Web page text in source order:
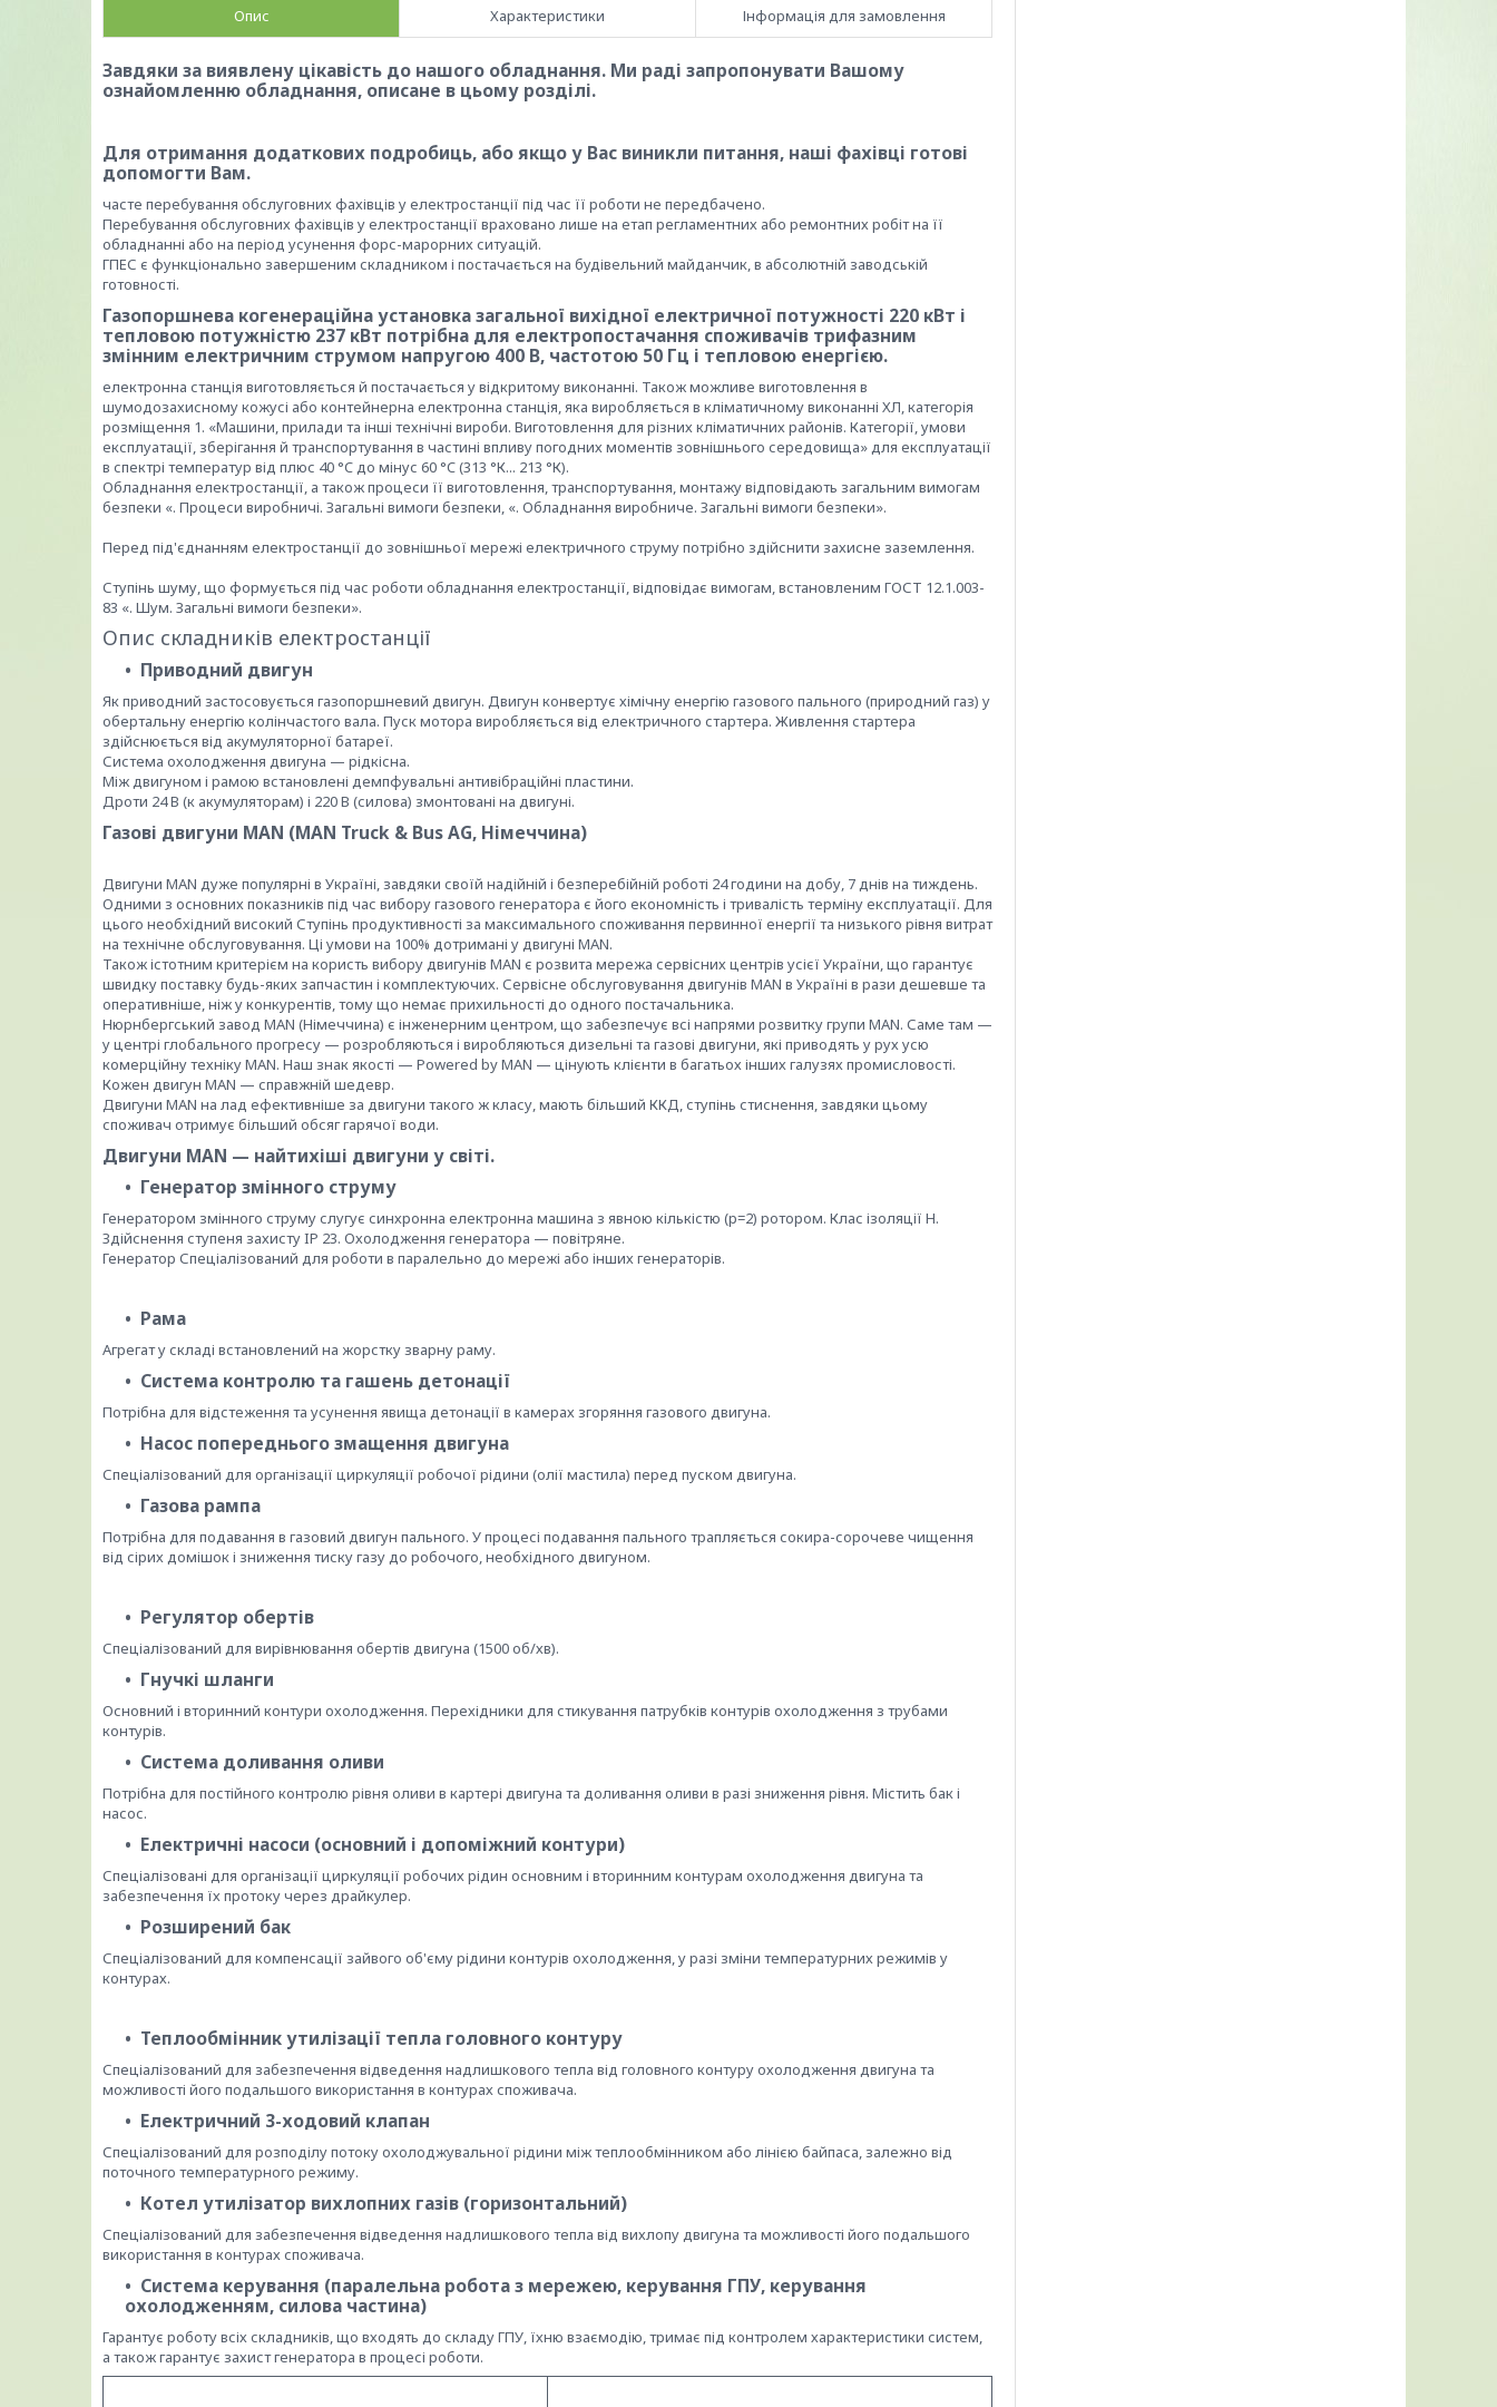
Опис Характеристики Інформація для замовлення
Завдяки за виявлену цікавість до нашого обладнання. Ми раді запропонувати Вашому
ознайомленню обладнання, описане в цьому розділі.
Для отримання додаткових подробиць, або якщо у Вас виникли питання, наші фахівці готові
допомогти Вам.
часте перебування обслуговних фахівців у електростанції під час її роботи не передбачено.
Перебування обслуговних фахівців у електростанції враховано лише на етап регламентних або ремонтних робіт на її
обладнанні або на період усунення форс-марорних ситуацій.
ГПЕС є функціонально завершеним складником і постачається на будівельний майданчик, в абсолютній заводській
готовності.
Газопоршнева когенераційна установка загальної вихідної електричної потужності 220 кВт і
тепловою потужністю 237 кВт потрібна для електропостачання споживачів трифазним
змінним електричним струмом напругою 400 В, частотою 50 Гц і тепловою енергією.
електронна станція виготовляється й постачається у відкритому виконанні. Також можливе виготовлення в
шумодозахисному кожусі або контейнерна електронна станція, яка виробляється в кліматичному виконанні ХЛ, категорія
розміщення 1. «Машини, прилади та інші технічні вироби. Виготовлення для різних кліматичних районів. Категорії, умови
експлуатації, зберігання й транспортування в частині впливу погодних моментів зовнішнього середовища» для експлуатації
в спектрі температур від плюс 40 °C до мінус 60 °C (313 °К... 213 °К).
Обладнання електростанції, а також процеси її виготовлення, транспортування, монтажу відповідають загальним вимогам
безпеки «. Процеси виробничі. Загальні вимоги безпеки, «. Обладнання виробниче. Загальні вимоги безпеки».
Перед під'єднанням електростанції до зовнішньої мережі електричного струму потрібно здійснити захисне заземлення.
Ступінь шуму, що формується під час роботи обладнання електростанції, відповідає вимогам, встановленим ГОСТ 12.1.003-
83 «. Шум. Загальні вимоги безпеки».
Опис складників електростанції
Приводний двигун
Як приводний застосовується газопоршневий двигун. Двигун конвертує хімічну енергію газового пального (природний газ) у
обертальну енергію колінчастого вала. Пуск мотора виробляється від електричного стартера. Живлення стартера
здійснюється від акумуляторної батареї.
Система охолодження двигуна — рідкісна.
Між двигуном і рамою встановлені демпфувальні антивібраційні пластини.
Дроти 24 В (к акумуляторам) і 220 В (силова) змонтовані на двигуні.
Газові двигуни MAN (MAN Truck & Bus AG, Німеччина)
Двигуни MAN дуже популярні в Україні, завдяки своїй надійній і безперебійній роботі 24 години на добу, 7 днів на тиждень.
Одними з основних показників під час вибору газового генератора є його економність і тривалість терміну експлуатації. Для
цього необхідний високий Ступінь продуктивності за максимального споживання первинної енергії та низького рівня витрат
на технічне обслуговування. Ці умови на 100% дотримані у двигуні MAN.
Також істотним критерієм на користь вибору двигунів MAN є розвита мережа сервісних центрів усієї України, що гарантує
швидку поставку будь-яких запчастин і комплектуючих. Сервісне обслуговування двигунів MAN в Україні в рази дешевше та
оперативніше, ніж у конкурентів, тому що немає прихильності до одного постачальника.
Нюрнбергський завод MAN (Німеччина) є інженерним центром, що забезпечує всі напрями розвитку групи MAN. Саме там —
у центрі глобального прогресу — розробляються і виробляються дизельні та газові двигуни, які приводять у рух усю
комерційну техніку MAN. Наш знак якості — Powered by MAN — цінують клієнти в багатьох інших галузях промисловості.
Кожен двигун MAN — справжній шедевр.
Двигуни MAN на лад ефективніше за двигуни такого ж класу, мають більший ККД, ступінь стиснення, завдяки цьому
споживач отримує більший обсяг гарячої води.
Двигуни MAN — найтихіші двигуни у світі.
Генератор змінного струму
Генератором змінного струму слугує синхронна електронна машина з явною кількістю (р=2) ротором. Клас ізоляції Н.
Здійснення ступеня захисту IP 23. Охолодження генератора — повітряне.
Генератор Спеціалізований для роботи в паралельно до мережі або інших генераторів.
Рама
Агрегат у складі встановлений на жорстку зварну раму.
Система контролю та гашень детонації
Потрібна для відстеження та усунення явища детонації в камерах згоряння газового двигуна.
Насос попереднього змащення двигуна
Спеціалізований для організації циркуляції робочої рідини (олії мастила) перед пуском двигуна.
Газова рампа
Потрібна для подавання в газовий двигун пального. У процесі подавання пального трапляється сокира-сорочеве чищення
від сірих домішок і зниження тиску газу до робочого, необхідного двигуном.
Регулятор обертів
Спеціалізований для вирівнювання обертів двигуна (1500 об/хв).
Гнучкі шланги
Основний і вторинний контури охолодження. Перехідники для стикування патрубків контурів охолодження з трубами
контурів.
Система доливання оливи
Потрібна для постійного контролю рівня оливи в картері двигуна та доливання оливи в разі зниження рівня. Містить бак і
насос.
Електричні насоси (основний і допоміжний контури)
Спеціалізовані для організації циркуляції робочих рідин основним і вторинним контурам охолодження двигуна та
забезпечення їх протоку через драйкулер.
Розширений бак
Спеціалізований для компенсації зайвого об'єму рідини контурів охолодження, у разі зміни температурних режимів у
контурах.
Теплообмінник утилізації тепла головного контуру
Спеціалізований для забезпечення відведення надлишкового тепла від головного контуру охолодження двигуна та
можливості його подальшого використання в контурах споживача.
Електричний 3-ходовий клапан
Спеціалізований для розподілу потоку охолоджувальної рідини між теплообмінником або лінією байпаса, залежно від
поточного температурного режиму.
Котел утилізатор вихлопних газів (горизонтальний)
Спеціалізований для забезпечення відведення надлишкового тепла від вихлопу двигуна та можливості його подальшого
використання в контурах споживача.
Система керування (паралельна робота з мережею, керування ГПУ, керування
охолодженням, силова частина)
Гарантує роботу всіх складників, що входять до складу ГПУ, їхню взаємодію, тримає під контролем характеристики систем,
а також гарантує захист генератора в процесі роботи.